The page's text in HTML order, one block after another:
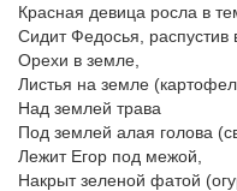
Красная девица росла в
Сидит Федосья, распустив
Орехи в земле,
Листья на земле
Над землей трава
Под землей алая голова
Лежит Егор под межой,
Накрыт зеленой фатой